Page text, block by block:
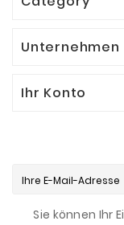
Unternehmen
Ihr Konto
Sie können Ihr